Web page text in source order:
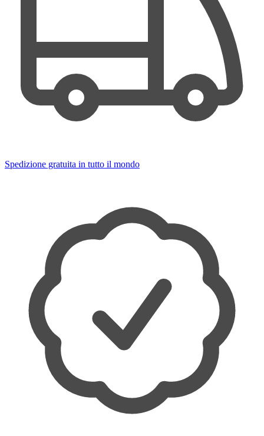
Spedizione gratuita in tutto il mondo